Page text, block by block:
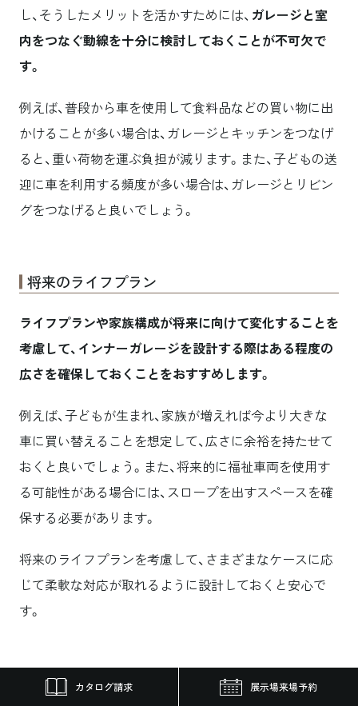
し、そうしたメリットを活かすためには、 ガレージと室
内をつなぐ動線を十分に検討しておくことが不可欠で
す。
例えば、普段から車を使用して食料品などの買い物に出
かけることが多い場合は、ガレージとキッチンをつなげ
ると、重い荷物を運ぶ負担が減ります。また、子どもの送
迎に車を利用する頻度が多い場合は、ガレージとリビン
グをつなげると良いでしょう。
将来のライフプラン
ライフプランや家族構成が将来に向けて変化することを
考慮して、インナーガレージを設計する際はある程度の
広さを確保しておくことをおすすめします。
例えば、子どもが生まれ、家族が増えれば今より大きな
車に買い替えることを想定して、広さに余裕を持たせて
おくと良いでしょう。また、将来的に福祉車両を使用す
る可能性がある場合には、スロープを出すスペースを確
保する必要があります。
将来のライフプランを考慮して、さまざまなケースに応
じて柔軟な対応が取れるように設計しておくと安心で
す。
車のサイズ・台数に合わせた広さの目安
カタログ請求 展示場来場予約